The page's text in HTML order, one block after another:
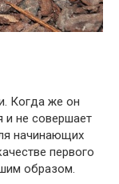
Когда же он
и не совершает
начинающих
первого
образом.